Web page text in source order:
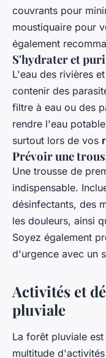
couvrants pour
moustiquaire pour
également
S'hydrater et
L'eau des rivières
contenir des
filtre à eau ou des
rendre l'eau
surtout lors de vos
Prévoir une
Une trousse de
indispensable.
désinfectants, des
les douleurs, ainsi
Soyez également
d'urgence avec un
Activités et
pluviale
La forêt pluviale
multitude